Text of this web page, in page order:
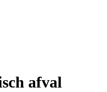
afval